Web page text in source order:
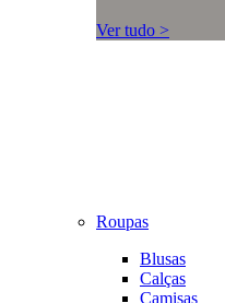
Ver tudo >
Roupas
Blusas
Calças
Camisas